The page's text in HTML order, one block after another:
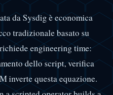
da Sysdig è economica
tradizionale basato su
engineering time:
dello script, verifica
inverte questa equazione.